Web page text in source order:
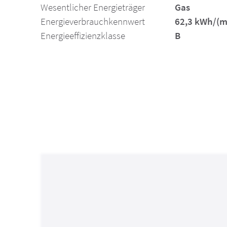
Wesentlicher Energieträger
Gas
Energieverbrauchkennwert
62,3 kWh/
Energieeffizienzklasse
B